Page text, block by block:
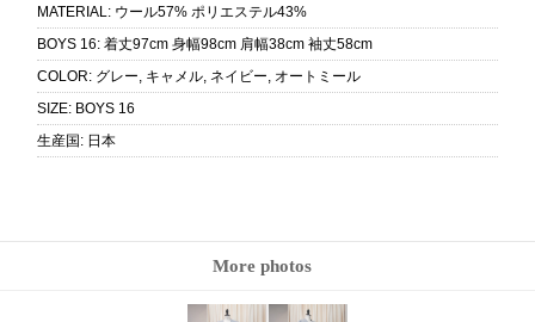
MATERIAL: ウール57% ポリエステル43%
BOYS 16: 着丈97cm 身幅98cm 肩幅38cm 袖丈58cm
COLOR: グレー, キャメル, ネイビー, オートミール
SIZE: BOYS 16
生産国 : 日本
More photos